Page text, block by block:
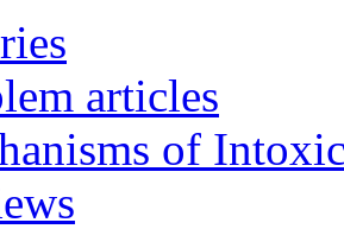
articles
of